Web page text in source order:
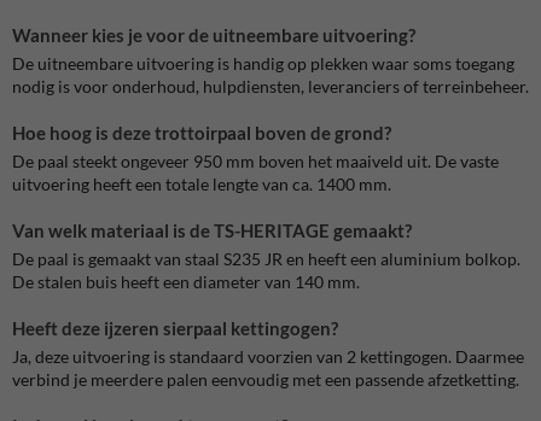
Wanneer kies je voor de uitneembare uitvoering?
De uitneembare uitvoering is handig op plekken waar soms toegang
nodig is voor onderhoud, hulpdiensten, leveranciers of terreinbeheer.
Hoe hoog is deze trottoirpaal boven de grond?
De paal steekt ongeveer 950 mm boven het maaiveld uit. De vaste
uitvoering heeft een totale lengte van ca. 1400 mm.
Van welk materiaal is de TS-HERITAGE gemaakt?
De paal is gemaakt van staal S235 JR en heeft een aluminium bolkop.
De stalen buis heeft een diameter van 140 mm.
Heeft deze ijzeren sierpaal kettingogen?
Ja, deze uitvoering is standaard voorzien van 2 kettingogen. Daarmee
verbind je meerdere palen eenvoudig met een passende afzetketting.